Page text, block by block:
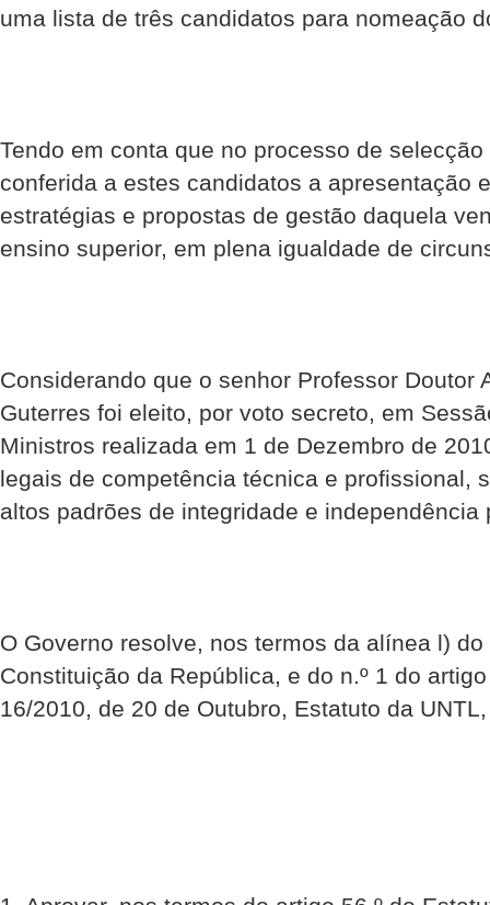
uma lista de três candidatos para nomeação
Tendo em conta que no processo de
conferida a estes candidatos a apresentação
estratégias e propostas de gestão daquela
ensino superior, em plena igualdade de
Considerando que o senhor Professor Doutor
Guterres foi eleito, por voto secreto, em
Ministros realizada em 1 de Dezembro de
legais de competência técnica e profissional,
altos padrões de integridade e independência
O Governo resolve, nos termos da alínea l) do
Constituição da República, e do n.º 1 do
16/2010, de 20 de Outubro, Estatuto da